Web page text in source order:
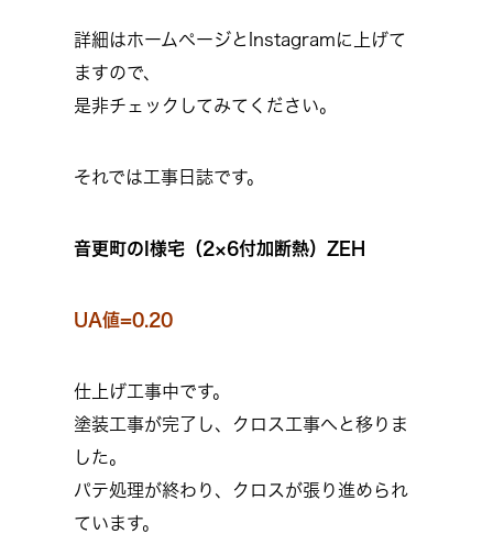
詳細はホームページとInstagramに上げて
ますので、
是非チェックしてみてください。
それでは工事日誌です。
音更町のI様宅（2×6付加断熱）ZEH
UA値=0.20
仕上げ工事中です。
塗装工事が完了し、クロス工事へと移りま
した。
パテ処理が終わり、クロスが張り進められ
ています。